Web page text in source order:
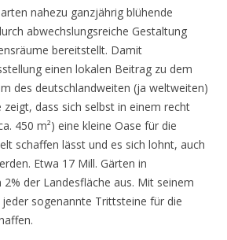
nahezu ganzjährig blühende
abwechslungsreiche Gestaltung
bereitstellt. Damit
einen lokalen Beitrag zu dem
des deutschlandweiten (ja weltweiten)
zeigt, dass sich selbst in einem recht
450 m²) eine kleine Oase für die
schaffen lässt und es sich lohnt, auch
Etwa 17 Mill. Gärten in
der Landesfläche aus. Mit seinem
sogenannte Trittsteine für die